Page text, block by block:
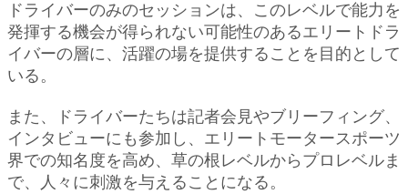
ドライバーのみのセッションは、このレベルで能力を
発揮する機会が得られない可能性のあるエリートドラ
イバーの層に、活躍の場を提供することを目的として
いる。
また、ドライバーたちは記者会見やブリーフィング、
インタビューにも参加し、エリートモータースポーツ
界での知名度を高め、草の根レベルからプロレベルま
で、人々に刺激を与えることになる。